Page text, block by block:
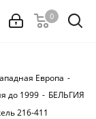
0
Европа -
до 1999 - БЕЛЬГИЯ
216-411